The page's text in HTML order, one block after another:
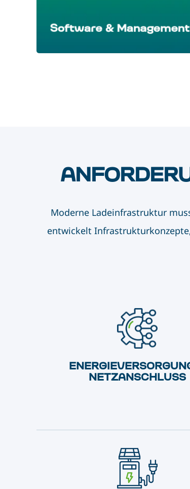
Software & Management
Moderne Ladeinfrastruktur
entwickelt
NETZANSCHLUSS